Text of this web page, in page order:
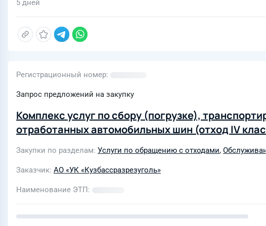
5 дней
Регистрационный номер
Запрос предложений на закупку
Комплекс услуг по сбору (погрузке),
отработанных автомобильных шин (отход IV
Закупки по разделам Услуги по обращению с отходами,
Заказчик АО «УК «Кузбассразрезуголь»
Наименование ЭТП